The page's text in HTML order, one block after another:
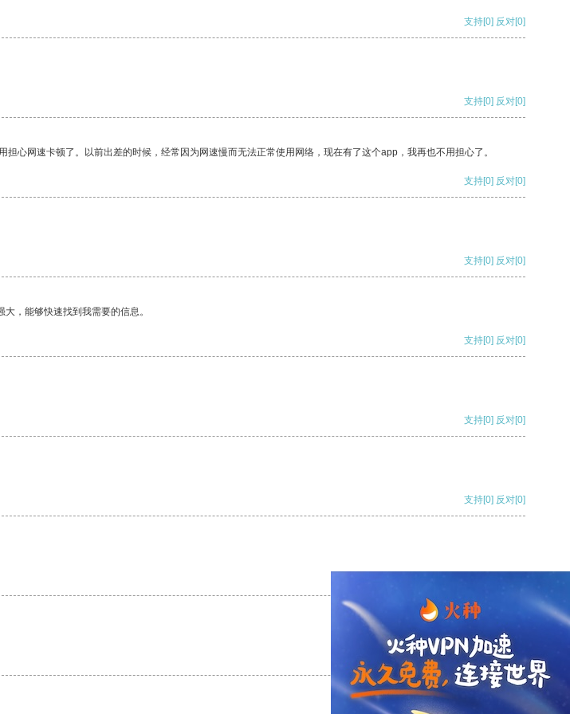
支持[0] 反对[0]
支持[0] 反对[0]
心网速卡顿了。以前出差的时候，经常因为网速慢而无法正常使用网络，现在有了这个app，我再也不用担心了。
支持[0] 反对[0]
支持[0] 反对[0]
，能够快速找到我需要的信息。
支持[0] 反对[0]
支持[0] 反对[0]
支持[0] 反对[0]
支持 [0] 反对 [0]